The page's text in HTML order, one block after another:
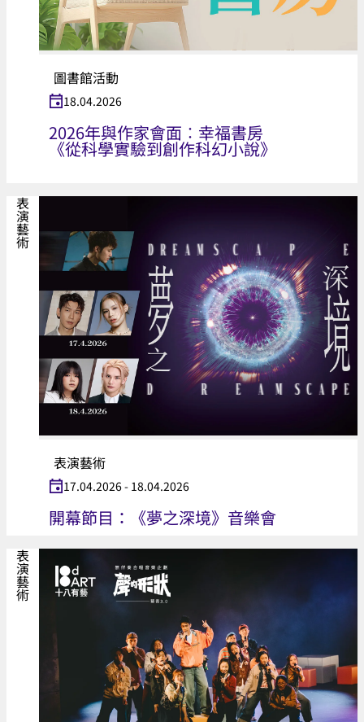
圖書館活動
18.04.2026
2026年與作家會面︰幸福書房
《從科學實驗到創作科幻小說》
表演藝術
表演藝術
17.04.2026 - 18.04.2026
開幕節目：《夢之深境》音樂會
表演藝術